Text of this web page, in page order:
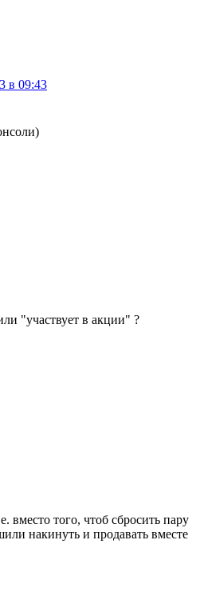
в 09:43
"участвует в акции" ?
вместо того, чтоб сбросить пару
накинуть и продавать вместе